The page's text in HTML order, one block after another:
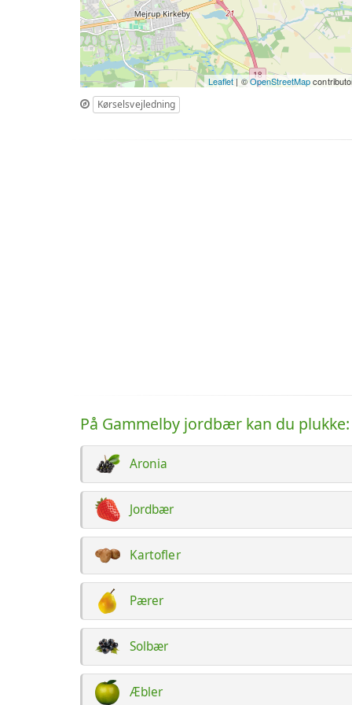
Leaflet | ©OpenStreetMap
Kørselsvejledning
På Gammelby jordbær kan du plukke:
Aronia
Jordbær
Kartofler
Pærer
Solbær
Æbler